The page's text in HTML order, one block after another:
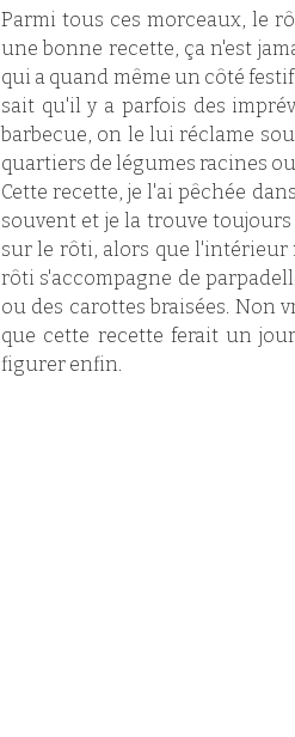
Parmi tous ces morceaux, le
une bonne recette, ça n'est
qui a quand même un côté
sait qu'il y a parfois des
barbecue, on le lui réclame
quartiers de légumes racines
Cette recette, je l'ai pêchée
souvent et je la trouve
sur le rôti, alors que l'intérieur
rôti s'accompagne de
ou des carottes braisées. Non
que cette recette ferait un
figurer enfin.